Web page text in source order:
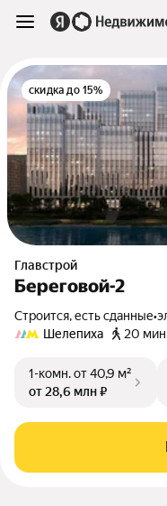
скидка до 15%
Главстрой
Береговой-2
Строится, есть сданные•
Шелепиха
20
1-комн.от 40,9 м²
от 28,6 млн ₽